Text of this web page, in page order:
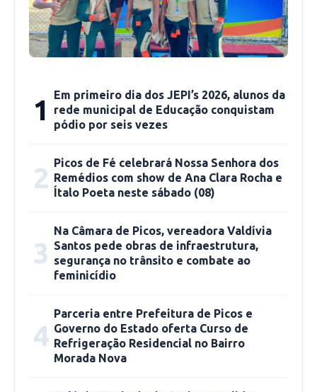
1
Em primeiro dia dos JEPI’s 2026, alunos da
rede municipal de Educação conquistam
pódio por seis vezes
2 Picos de Fé celebrará Nossa Senhora dos
Remédios com show de Ana Clara Rocha e
Ítalo Poeta neste sábado (08)
3
Na Câmara de Picos, vereadora Valdívia
Santos pede obras de infraestrutura,
segurança no trânsito e combate ao
feminicídio
4
Parceria entre Prefeitura de Picos e
Governo do Estado oferta Curso de
Refrigeração Residencial no Bairro
Morada Nova